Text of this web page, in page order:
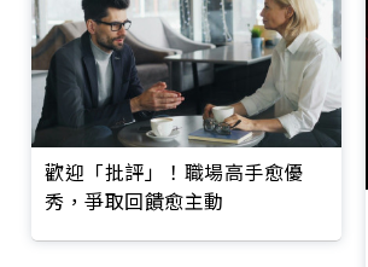
歡迎「批評」！職場高手愈優
秀，爭取回饋愈主動